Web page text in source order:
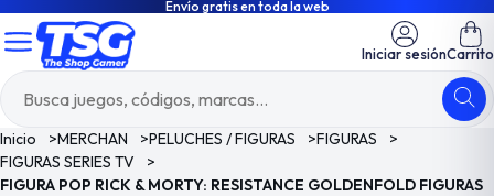
Envío gratis en toda la web
Iniciar sesiónCarrito
Inicio >MERCHAN >PELUCHES / FIGURAS >FIGURAS
>
FIGURAS SERIES TV
>
FIGURA POP RICK & MORTY: RESISTANCE GOLDENFOLD FIGURAS